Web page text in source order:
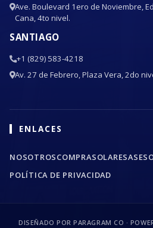
Ave. Boulevard 1ero de Noviembre,
Cana, 4to nivel.
SANTIAGO
+1 (829) 583-4218
Av. 27 de Febrero, Plaza Vera, 2do
ENLACES
NOSOTROSCOMPRASOLARES
POLÍTICA DE PRIVACIDAD
DISEÑADO POR PARAGRAM CO ·